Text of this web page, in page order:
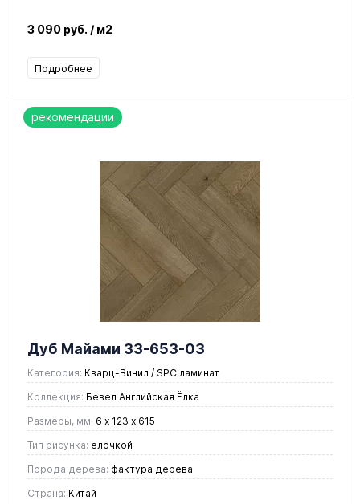
3 090 руб. / м2
Подробнее
рекомендации
Дуб Майами 33-653-03
Категория: Кварц-Винил / SPC ламинат
Коллекция: Бевел Английская Ёлка
Размеры, мм: 6 х 123 х 615
Тип рисунка: елочкой
Порода дерева: фактура дерева
Страна: Китай